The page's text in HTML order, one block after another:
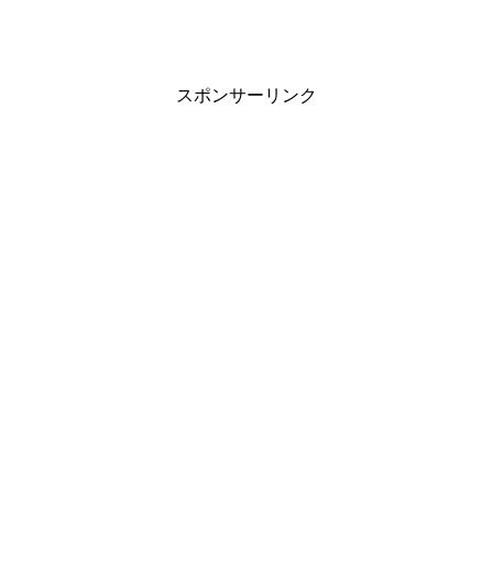
スポンサーリンク